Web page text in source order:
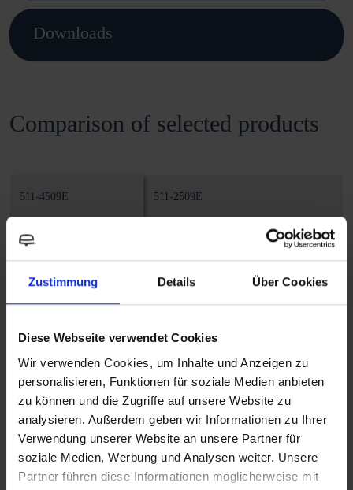
Zustimmung Details Über Cookies
Diese Webseite verwendet Cookies
Wir verwenden Cookies, um Inhalte und Anzeigen zu
personalisieren, Funktionen für soziale Medien anbieten
zu können und die Zugriffe auf unsere Website zu
analysieren. Außerdem geben wir Informationen zu Ihrer
Verwendung unserer Website an unsere Partner für
soziale Medien, Werbung und Analysen weiter. Unsere
Partner führen diese Informationen möglicherweise mit
Downloads
Comparison of selected products
511-4509E
Euro-Power
511-2509E
Euro-Power
Gewicht
0,185 kg
Gewicht
0,180 kg
Kabellengte
1000 mm
Kabellengte
1000 mm